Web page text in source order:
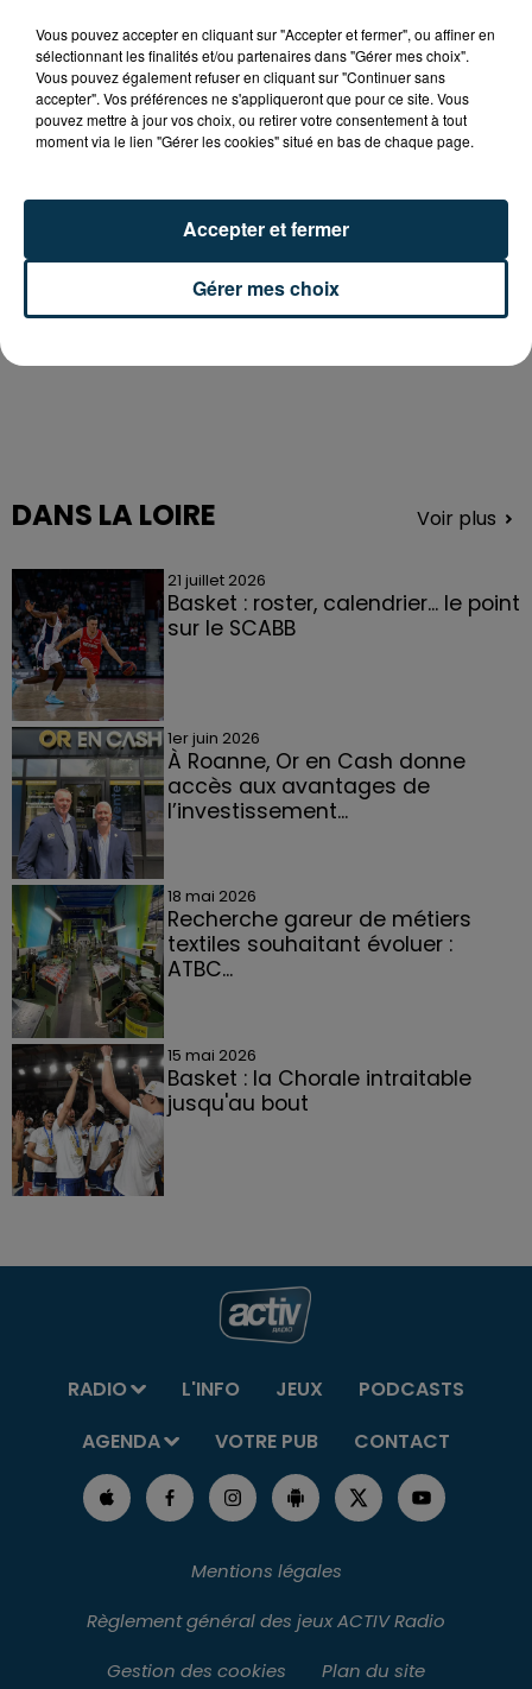
DANS LA LOIRE Voir plus
21 juillet 2026
Basket : roster, calendrier... le point
sur le SCABB
1er juin 2026
À Roanne, Or en Cash donne
accès aux avantages de
l’investissement...
18 mai 2026
Recherche gareur de métiers
textiles souhaitant évoluer :
ATBC...
15 mai 2026
Basket : la Chorale intraitable
jusqu'au bout
RADIO L'INFO JEUX
PODCASTS
AGENDA
VOTRE PUB CONTACT
Mentions légales
Règlement général des jeux ACTIV Radio
Gestion des cookies
Plan du site
Vous pouvez accepter en cliquant sur "Accepter et fermer", ou affiner en
sélectionnant les finalités et/ou partenaires dans "Gérer mes choix".
Vous pouvez également refuser en cliquant sur "Continuer sans
accepter". Vos préférences ne s'appliqueront que pour ce site. Vous
pouvez mettre à jour vos choix, ou retirer votre consentement à tout
moment via le lien "Gérer les cookies" situé en bas de chaque page.
Gérer mes choix
Accepter et fermer